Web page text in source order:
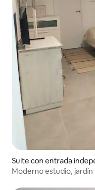
Suite con entrada
Moderno estudio,